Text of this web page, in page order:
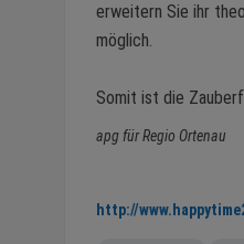
erweitern Sie ihr
möglich.
Somit ist die
apg für Regio Ortenau
http://